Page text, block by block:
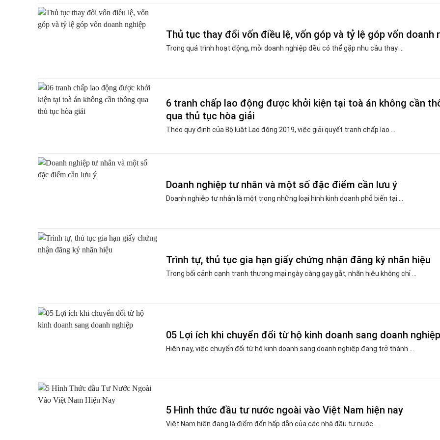
Thủ tục thay đổi vốn điều lệ, vốn góp và tỷ lệ góp vốn doanh
Trong quá trình hoạt động, mỗi doanh nghiệp đều có thể gặp nhu cầu thay ...
6 tranh chấp lao động được khởi kiện tại toà án không cần
qua thủ tục hòa giải
Theo quy định của Bộ luật Lao động 2019, việc giải quyết tranh chấp lao ...
Doanh nghiệp tư nhân và một số đặc điểm cần lưu ý
Doanh nghiệp tư nhân là một trong những loại hình kinh doanh phổ biến tại ...
Trình tự, thủ tục gia hạn giấy chứng nhận đăng ký nhãn hiệu
Trong bối cảnh cạnh tranh thương mại ngày càng gay gắt, nhãn hiệu không chỉ ...
05 Lợi ích khi chuyển đổi từ hộ kinh doanh sang doanh nghiệp
Hiện nay, việc chuyển đổi từ hộ kinh doanh sang doanh nghiệp đang trở thành ...
5 Hình thức đầu tư nước ngoài vào Việt Nam hiện nay
Việt Nam hiện đang là điểm đến hấp dẫn của các nhà đầu tư nước ...